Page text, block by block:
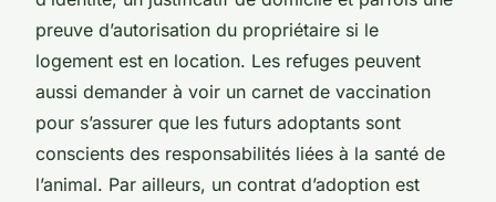
preuve d’autorisation du propriétaire si le
logement est en location. Les refuges peuvent
aussi demander à voir un carnet de vaccination
pour s’assurer que les futurs adoptants sont
conscients des responsabilités liées à la santé de
l’animal. Par ailleurs, un contrat d’adoption est